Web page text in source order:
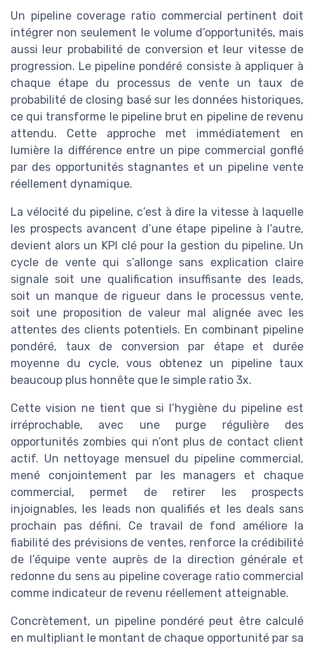
Un pipeline coverage ratio commercial pertinent doit
intégrer non seulement le volume d’opportunités, mais
aussi leur probabilité de conversion et leur vitesse de
progression. Le pipeline pondéré consiste à appliquer à
chaque étape du processus de vente un taux de
probabilité de closing basé sur les données historiques,
ce qui transforme le pipeline brut en pipeline de revenu
attendu. Cette approche met immédiatement en
lumière la différence entre un pipe commercial gonflé
par des opportunités stagnantes et un pipeline vente
réellement dynamique.
La vélocité du pipeline, c’est à dire la vitesse à laquelle
les prospects avancent d’une étape pipeline à l’autre,
devient alors un KPI clé pour la gestion du pipeline. Un
cycle de vente qui s’allonge sans explication claire
signale soit une qualification insuffisante des leads,
soit un manque de rigueur dans le processus vente,
soit une proposition de valeur mal alignée avec les
attentes des clients potentiels. En combinant pipeline
pondéré, taux de conversion par étape et durée
moyenne du cycle, vous obtenez un pipeline taux
beaucoup plus honnête que le simple ratio 3x.
Cette vision ne tient que si l’hygiène du pipeline est
irréprochable, avec une purge régulière des
opportunités zombies qui n’ont plus de contact client
actif. Un nettoyage mensuel du pipeline commercial,
mené conjointement par les managers et chaque
commercial, permet de retirer les prospects
injoignables, les leads non qualifiés et les deals sans
prochain pas défini. Ce travail de fond améliore la
fiabilité des prévisions de ventes, renforce la crédibilité
de l’équipe vente auprès de la direction générale et
redonne du sens au pipeline coverage ratio commercial
comme indicateur de revenu réellement atteignable.
Concrètement, un pipeline pondéré peut être calculé
en multipliant le montant de chaque opportunité par sa